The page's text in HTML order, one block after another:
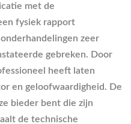
met de
fysiek rapport
zeer
gebreken. Door
heeft laten
en geloofwaardigheid. De
bieder bent die zijn
de technische